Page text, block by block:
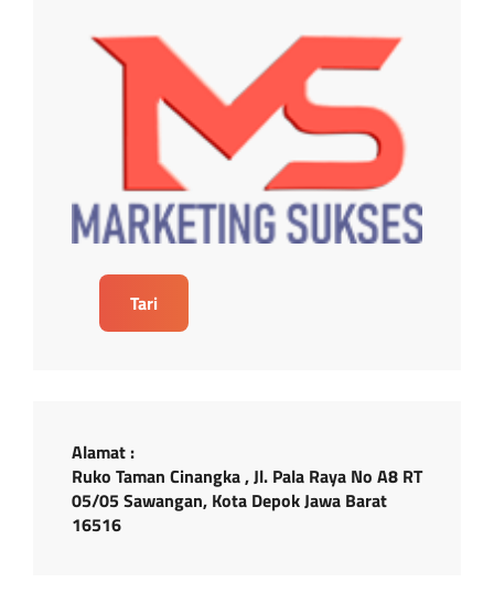
Tari
Alamat :
Ruko Taman Cinangka , Jl. Pala Raya No A8 RT
05/05 Sawangan, Kota Depok Jawa Barat
16516